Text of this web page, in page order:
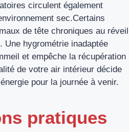
circulent également
sec.Certains
de tête chroniques au réveil
Une hygrométrie inadaptée
et empêche la récupération
de votre air intérieur décide
pour la journée à venir.
pratiques